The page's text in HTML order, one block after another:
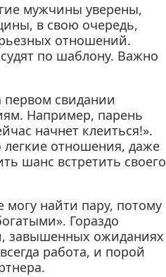
мужчины уверены,
в свою очередь,
отношений.
по шаблону. Важно
свидании
Например, парень
начнет клеиться!».
отношения, даже
шанс встретить своего
могу найти пару, потому
Гораздо
завышенных ожиданиях
работа, и порой